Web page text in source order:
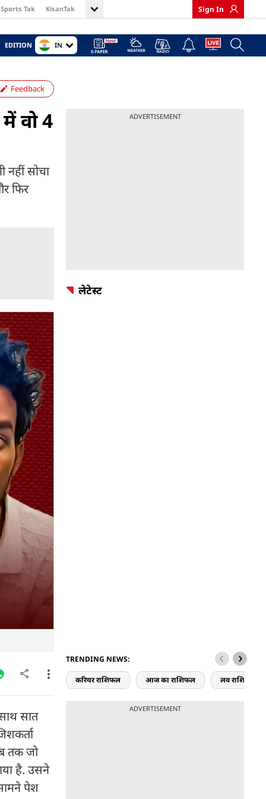
Sports Tak KisanTak Sign In
EDITION IN
Feedback
वो 4
नहीं सोचा
फिर
सात
तक जो
है. उसने
पेश
ADVERTISEMENT
लेटेस्ट
TRENDING NEWS:
करियर राशिफल आज का राशिफल लव राशिफल
ADVERTISEMENT